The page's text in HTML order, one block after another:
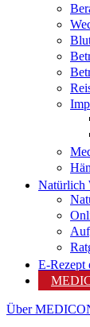
Natürlich
E-Rezept
Über